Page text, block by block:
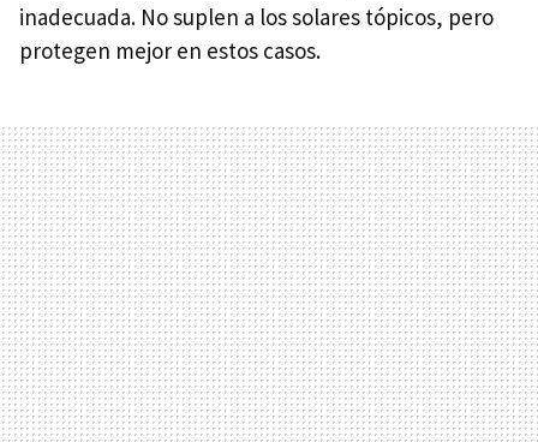
inadecuada. No suplen a los solares tópicos, pero
protegen mejor en estos casos.